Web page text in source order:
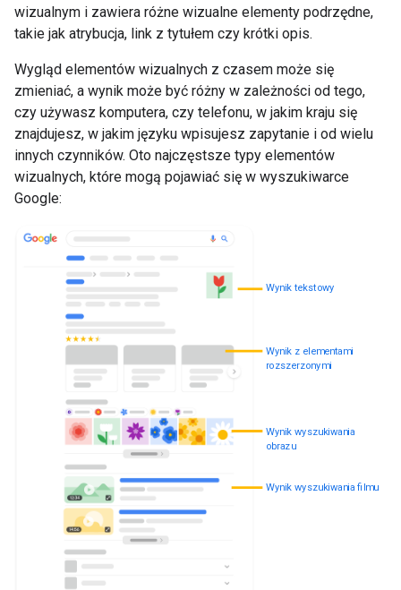
wizualnym i zawiera różne wizualne elementy podrzędne,
takie jak atrybucja, link z tytułem czy krótki opis.
Wygląd elementów wizualnych z czasem może się
zmieniać, a wynik może być różny w zależności od tego,
czy używasz komputera, czy telefonu, w jakim kraju się
znajdujesz, w jakim języku wpisujesz zapytanie i od wielu
innych czynników. Oto najczęstsze typy elementów
wizualnych, które mogą pojawiać się w wyszukiwarce
Google:
Wynik tekstowy
Wynik z elementami
rozszerzonymi
Wynik wyszukiwania
obrazu
Wynik wyszukiwania filmu